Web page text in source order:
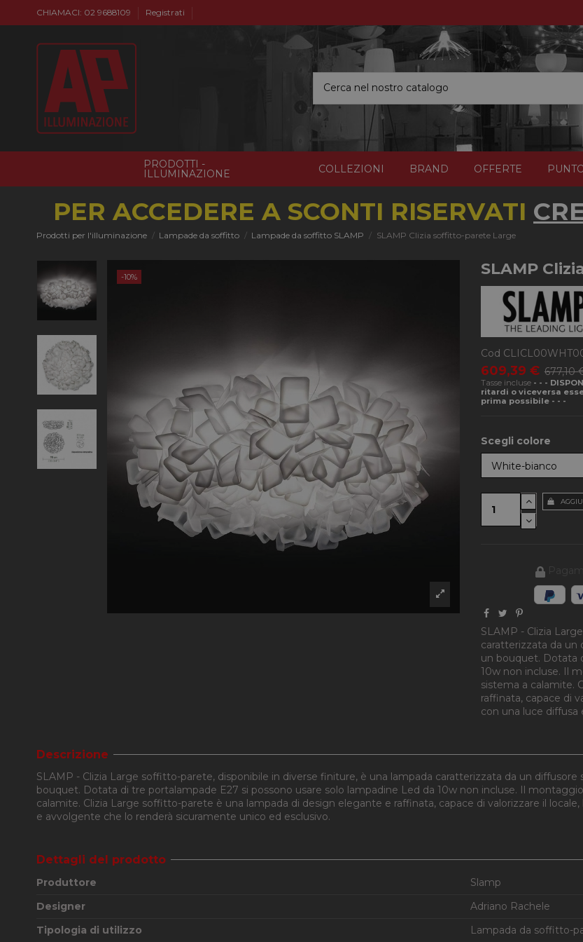
CHIAMACI: 02 9688109 Registrati
PRODOTTI -
ILLUMINAZIONE COLLEZIONI BRAND OFFERTE
PER ACCEDERE A SCONTI RISERVATI
Prodotti per l'illuminazione Lampade da soffitto Lampade da soffitto SLAMP SLAMP Clizia soffitto-parete Large
-10% SLAMP
Cod
609,39 € 677,10
Tasse incluse - - -
ritardi o viceversa
prima possibile - - -
Scegli colore
SLAMP - Clizia
caratterizzata da
un bouquet. Dotata
10w non incluse. Il
sistema a calamite.
raffinata, capace di
con una luce diffusa
Descrizione
SLAMP - Clizia Large soffitto-parete, disponibile in diverse finiture, è una lampada caratterizzata da un
bouquet. Dotata di tre portalampade E27 si possono usare solo lampadine Led da 10w non incluse. Il
calamite. Clizia Large soffitto-parete è una lampada di design elegante e raffinata, capace di valorizzare il
e avvolgente che lo renderà sicuramente unico ed esclusivo.
Dettagli del prodotto
Produttore
Slamp
Designer
Adriano Rachele
Tipologia di utilizzo
Lampada da soffitto-